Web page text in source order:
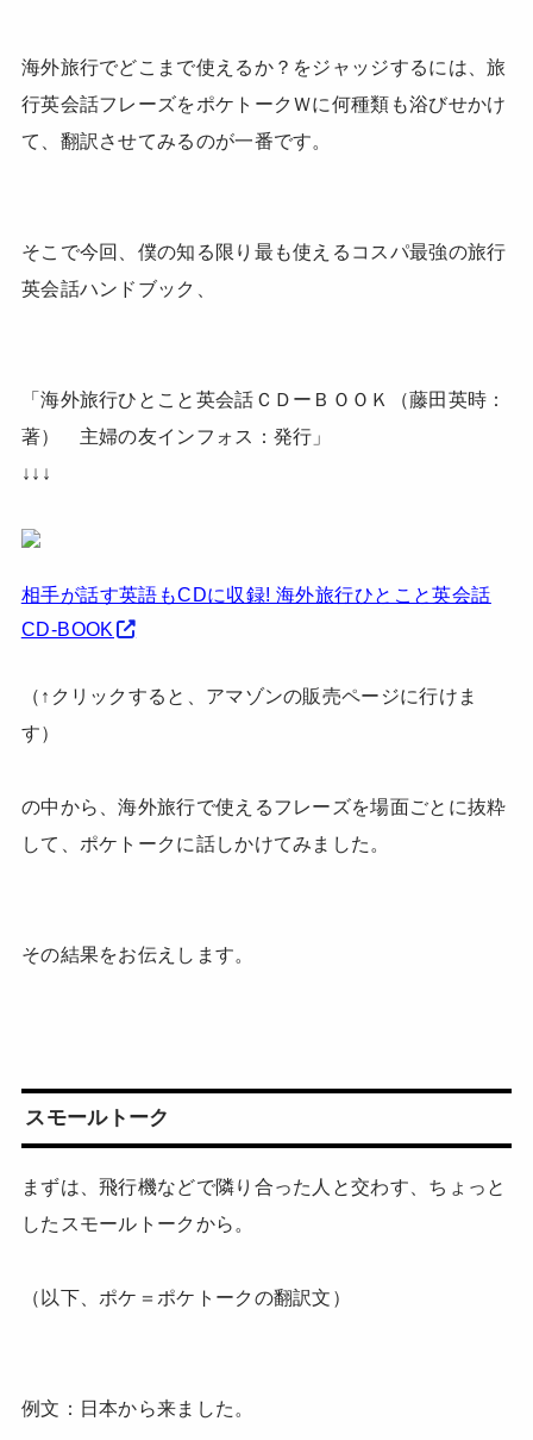
海外旅行でどこまで使えるか？をジャッジするには、旅
行英会話フレーズをポケトークＷに何種類も浴びせかけ
て、翻訳させてみるのが一番です。
そこで今回、僕の知る限り最も使えるコスパ最強の旅行
英会話ハンドブック、
「海外旅行ひとこと英会話ＣＤーＢＯＯＫ（藤田英時：
著） 主婦の友インフォス：発行」
↓↓↓
相手が話す英語もCDに収録! 海外旅行ひとこと英会話
CD-BOOK
（↑クリックすると、アマゾンの販売ページに行けま
す）
の中から、海外旅行で使えるフレーズを場面ごとに抜粋
して、ポケトークに話しかけてみました。
その結果をお伝えします。
スモールトーク
まずは、飛行機などで隣り合った人と交わす、ちょっと
したスモールトークから。
（以下、ポケ＝ポケトークの翻訳文）
例文：日本から来ました。